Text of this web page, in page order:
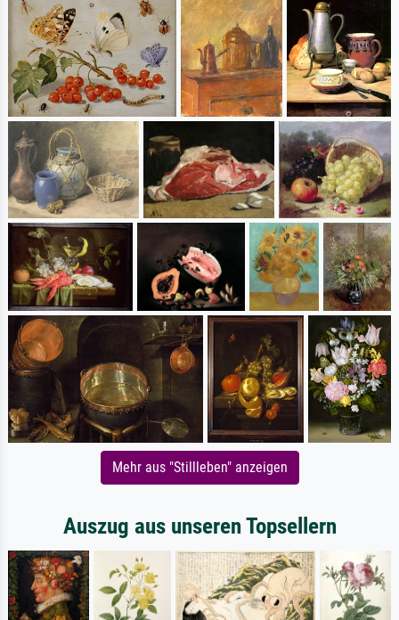
Mehr aus "Stillleben" anzeigen
Auszug aus unseren Topsellern